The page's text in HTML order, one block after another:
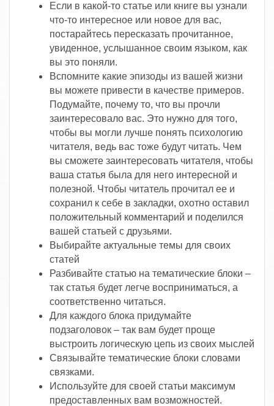
Если в какой-то статье или книге вы узнали
что-то интересное или новое для вас,
постарайтесь пересказать прочитанное,
увиденное, услышанное своим языком, как
вы это поняли.
Вспомните какие эпизоды из вашей жизни
вы можете привести в качестве примеров.
Подумайте, почему то, что вы прочли
заинтересовало вас. Это нужно для того,
чтобы вы могли лучше понять психологию
читателя, ведь вас тоже будут читать. Чем
вы сможете заинтересовать читателя, чтобы
ваша статья была для него интересной и
полезной. Чтобы читатель прочитал ее и
сохранил к себе в закладки, охотно оставил
положительный комментарий и поделился
вашей статьей с друзьями.
Выбирайте актуальные темы для своих
статей
Разбивайте статью на тематические блоки –
так статья будет легче восприниматься, а
соответственно читаться.
Для каждого блока придумайте
подзаголовок – так вам будет проще
выстроить логическую цепь из своих мыслей
Связывайте тематические блоки словами
связками.
Используйте для своей статьи максимум
предоставленных вам возможностей.